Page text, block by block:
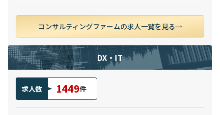
コンサルティングファームの求人一覧を見る
DX・IT
求人数 1449件